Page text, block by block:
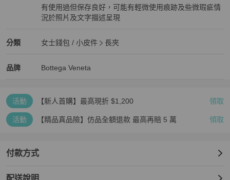
有使用過但保存良好，可能有輕微使用痕跡及些微瑕疵情
況於照片及文字描述呈現
分類
Bottega Veneta女士錢包 / 小皮件分類資訊
女士錢包 / 小皮件
長夾
品牌
Bottega Veneta精品女士錢包 / 小皮件
Bottega Veneta
Bottega Veneta推薦清單
活動 【新人首購】最高現折 $1,200 領取
活動 【精品真品險】仿品全額退款 最高再賠 5 萬 領取
付款方式
配送說明